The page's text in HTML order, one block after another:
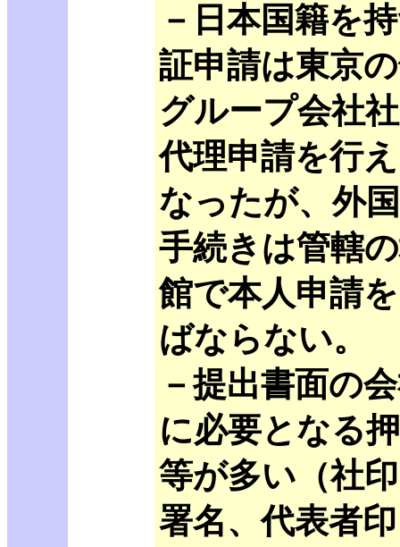
－日本国籍を
証申請は東京
グループ会社
代理申請を行
なったが、外
手続きは管轄
館で本人申請
ばならない。
－提出書面の
に必要となる
等が多い（社
署名、代表者